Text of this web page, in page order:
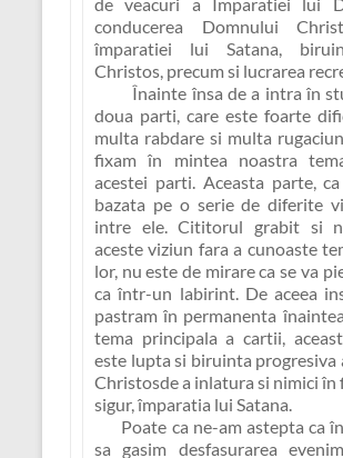
conducerea Domnului
împaratiei lui Satana,
Christos, precum si lucrarea
Înainte însa de a intra în
doua parti, care este foarte
multa rabdare si multa
fixam în mintea noastra
acestei parti. Aceasta parte,
bazata pe o serie de diferite
intre ele. Cititorul grabit si
aceste viziun fara a cunoaste
lor, nu este de mirare ca se va
ca într-un labirint. De aceea
pastram în permanenta
tema principala a cartii,
este lupta si biruinta progresiva
Christosde a inlatura si nimici
sigur, împaratia lui Satana.
Poate ca ne-am astepta ca
sa gasim desfasurarea